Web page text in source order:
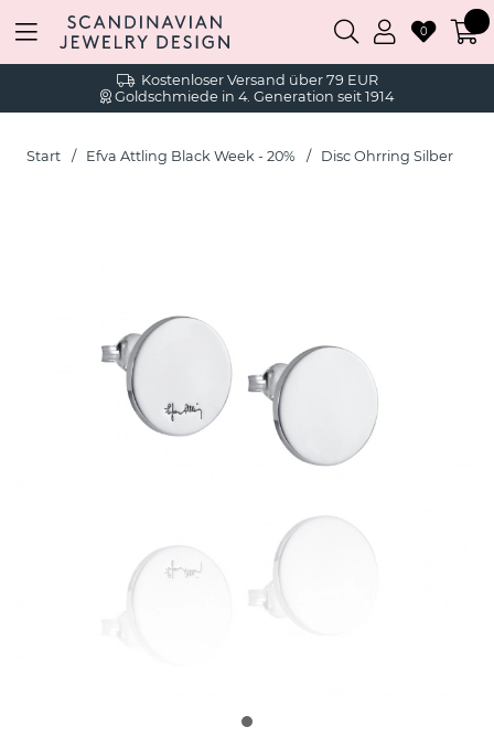
Kostenloser Versand über 79 EUR
Goldschmiede in 4. Generation seit 1914
0
Start Efva Attling Black Week - 20% Disc Ohrring Silber